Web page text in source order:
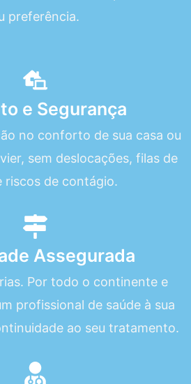
preferência.
e Segurança
no conforto de sua casa ou
sem deslocações, filas de
riscos de contágio.
Assegurada
Por todo o continente e
profissional de saúde à sua
ao seu tratamento.